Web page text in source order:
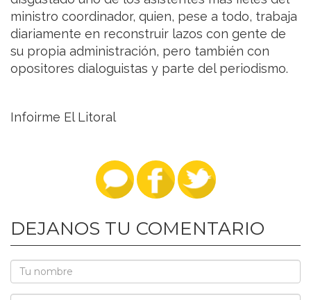
ministro coordinador, quien, pese a todo, trabaja
diariamente en reconstruir lazos con gente de
su propia administración, pero también con
opositores dialoguistas y parte del periodismo.
Infoirme El Litoral
DEJANOS TU COMENTARIO